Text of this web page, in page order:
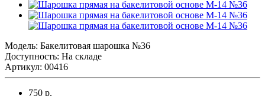
Модель: Бакелитовая шарошка №36
Доступность: На складе
Артикул: 00416
750 р.